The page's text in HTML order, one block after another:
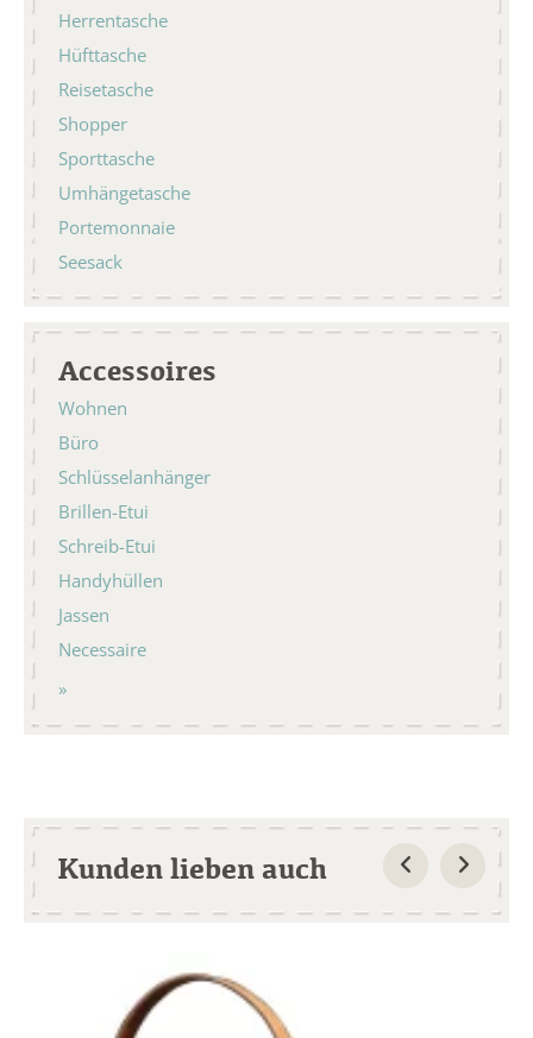
Herrentasche
Hüfttasche
Reisetasche
Shopper
Sporttasche
Umhängetasche
Portemonnaie
Seesack
Accessoires
Wohnen
Büro
Schlüsselanhänger
Brillen-Etui
Schreib-Etui
Handyhüllen
Jassen
Necessaire
Kunden lieben auch